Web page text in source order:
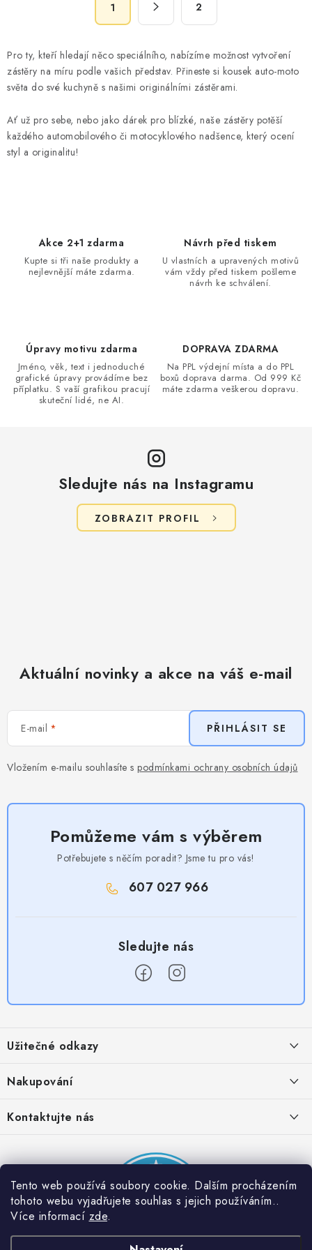
Tento web používá soubory cookie. Dalším procházením
tohoto webu vyjadřujete souhlas s jejich používáním..
Více informací zde.
c
í
p
v
k
y
n
k
o
v
á
n
1 2
Pro ty, kteří hledají něco speciálního, nabízíme možnost vytvoření
zástěry na míru podle vašich představ. Přineste si kousek auto-moto
světa do své kuchyně s našimi originálními zástěrami.
Ať už pro sebe, nebo jako dárek pro blízké, naše zástěry potěší
každého automobilového či motocyklového nadšence, který ocení
styl a originalitu!
Akce 2+1 zdarma
Kupte si tři naše produkty a
nejlevnější máte zdarma.
Návrh před tiskem
U vlastních a upravených motivů
vám vždy před tiskem pošleme
návrh ke schválení.
Úpravy motivu zdarma
Jméno, věk, text i jednoduché
grafické úpravy provádíme bez
příplatku. S vaší grafikou pracují
skuteční lidé, ne AI.
DOPRAVA ZDARMA
Na PPL výdejní místa a do PPL
boxů doprava darma. Od 999 Kč
máte zdarma veškerou dopravu.
Sledujte nás na Instagramu
ZOBRAZIT PROFIL
Aktuální novinky a akce na váš e-mail
E-mail
Vložením e-mailu souhlasíte s podmínkami ochrany osobních údajů
PŘIHLÁSIT SE
Pomůžeme vám s výběrem
Potřebujete s něčím poradit? Jsme tu pro vás!
607 027 966
p
a
Užitečné odkazy
Obchodní podmínky
Provizní systém
Partner stránek: Super plecháček
Nakupování
Časté otázky
Podmínky akce 2 + 1 zdarma
Kontaktujte nás